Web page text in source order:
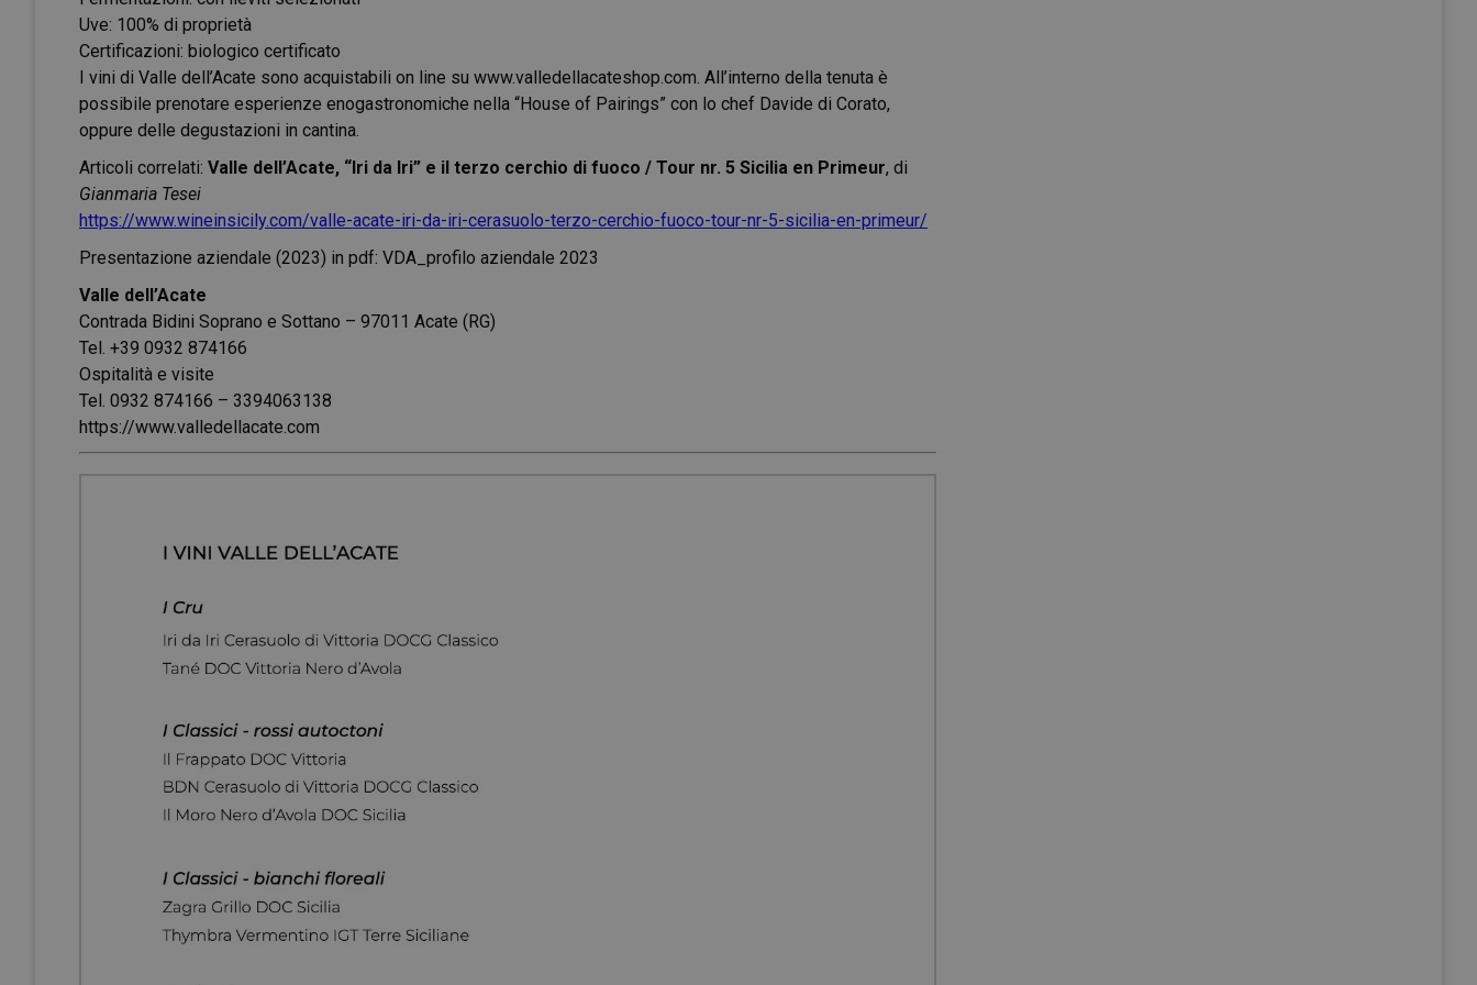
Uve: 100% di proprietà
Certificazioni: biologico certificato
I vini di Valle dell’Acate sono acquistabili on line su www.valledellacateshop.com. All’interno della tenuta è
possibile prenotare esperienze enogastronomiche nella “House of Pairings” con lo chef Davide di Corato,
oppure delle degustazioni in cantina.
Articoli correlati: Valle dell’Acate, “Iri da Iri” e il terzo cerchio di fuoco / Tour nr. 5 Sicilia en Primeur, di
Gianmaria Tesei
https://www.wineinsicily.com/valle-acate-iri-da-iri-cerasuolo-terzo-cerchio-fuoco-tour-nr-5-sicilia-en-primeur/
Presentazione aziendale (2023) in pdf: VDA_profilo aziendale 2023
Valle dell’Acate
Contrada Bidini Soprano e Sottano – 97011 Acate (RG)
Tel. +39 0932 874166
Ospitalità e visite
Tel. 0932 874166 – 3394063138
https://www.valledellacate.com